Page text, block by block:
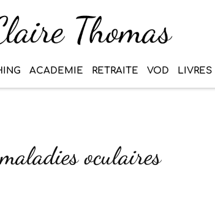
ACADEMIE RETRAITE VOD LIVRES
oculaires